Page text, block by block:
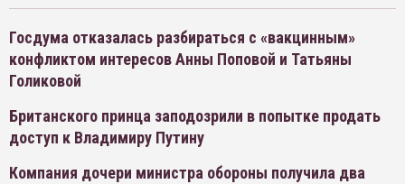
Госдума отказалась разбираться с «вакцинным»
конфликтом интересов Анны Поповой и Татьяны
Голиковой
Британского принца заподозрили в попытке продать
доступ к Владимиру Путину
Компания дочери министра обороны получила два